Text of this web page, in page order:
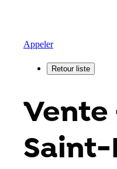
Appeler
Vente
Saint-